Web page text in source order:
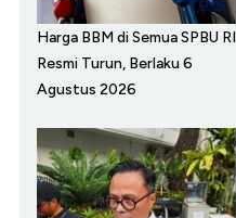
Harga BBM di Semua SPBU RI
Resmi Turun, Berlaku 6
Agustus 2026